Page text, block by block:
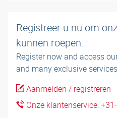
Registreer u nu om
kunnen roepen.
Register now and access
and many exclusive
Aanmelden / registreren
Onze klantenservice: